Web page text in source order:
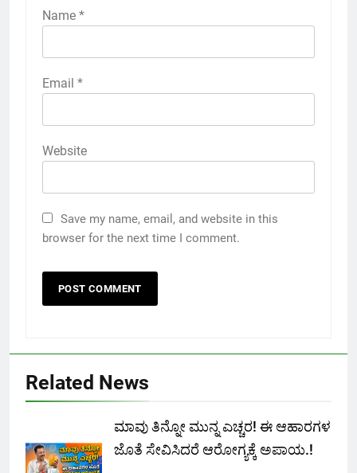
Name *
Email *
Website
Save my name, email, and website in this
browser for the next time I comment.
Related News
ಮಾವು ತಿನ್ನೋ ಮುನ್ನ ಎಚ್ಚರ! ಈ ಆಹಾರಗಳ
ಜೊತೆ ಸೇವಿಸಿದರೆ ಆರೋಗ್ಯಕ್ಕೆ ಅಪಾಯ.!